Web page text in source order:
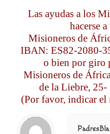
Las ayudas a los
hacerse
Misioneros de
IBAN: ES82-2080-
o bien por giro
Misioneros de
de la Liebre,
(Por favor, indicar
Notice
: Trying to access array offset on value of type null in
/home/misioner/public_html/padresblancos/themes/betheme/includes/content-single.php
on line
286